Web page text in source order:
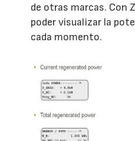
de otras marcas. Con
poder visualizar la
cada momento.